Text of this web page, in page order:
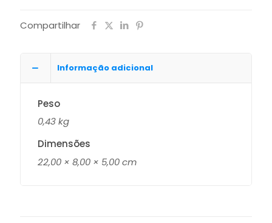
Compartilhar
Informação adicional
Peso
0,43 kg
Dimensões
22,00 × 8,00 × 5,00 cm